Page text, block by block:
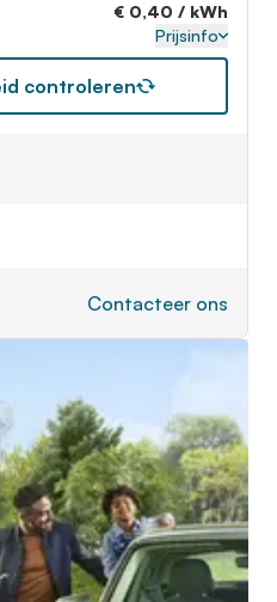
€ 0,40 / kWh
Prijsinfo
controleren
Contacteer ons